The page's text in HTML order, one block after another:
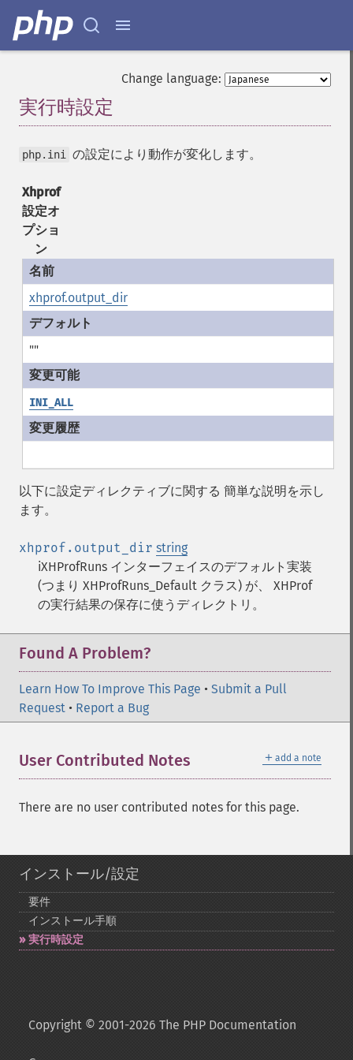
Change language:
実行時設定
php.ini の設定により動作が変化します。
Xhprof
設定オ
プショ
ン
xhprof.output_dir
""
INI_ALL
以下に設定ディレクティブに関する 簡単な説明を示し
ます。
xhprof.output_dir string
iXHProfRuns インターフェイスのデフォルト実装
(つまり XHProfRuns_Default クラス) が、 XHProf
の実行結果の保存に使うディレクトリ。
Found A Problem?
Learn How To Improve This Page • Submit a Pull
Request • Report a Bug
＋ add a note
User Contributed Notes
There are no user contributed notes for this page.
インストール/設定
要件
インストール手順
実行時設定
Copyright © 2001-2026 The PHP Documentation